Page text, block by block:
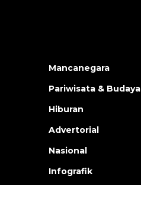
Mancanegara
Pariwisata & Budaya
Hiburan
Advertorial
Nasional
Infografik